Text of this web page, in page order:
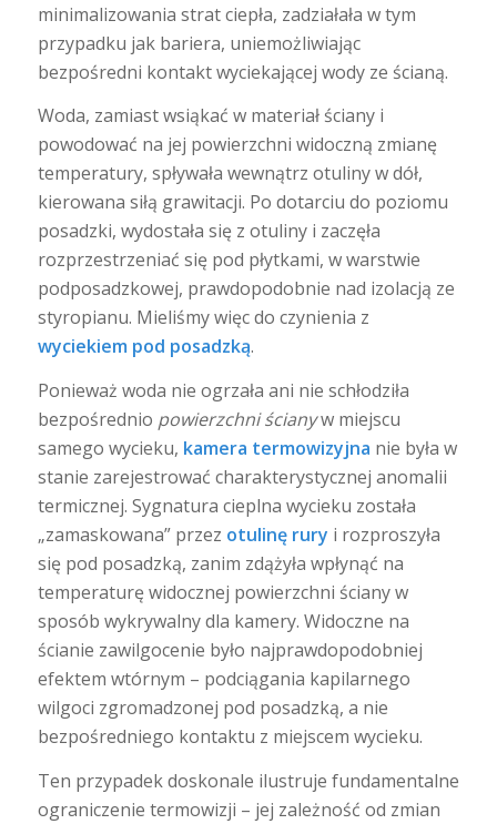
minimalizowania strat ciepła, zadziałała w tym
przypadku jak bariera, uniemożliwiając
bezpośredni kontakt wyciekającej wody ze ścianą.
Woda, zamiast wsiąkać w materiał ściany i
powodować na jej powierzchni widoczną zmianę
temperatury, spływała wewnątrz otuliny w dół,
kierowana siłą grawitacji. Po dotarciu do poziomu
posadzki, wydostała się z otuliny i zaczęła
rozprzestrzeniać się pod płytkami, w warstwie
podposadzkowej, prawdopodobnie nad izolacją ze
styropianu. Mieliśmy więc do czynienia z
wyciekiem pod posadzką.
Ponieważ woda nie ogrzała ani nie schłodziła
bezpośrednio powierzchni ścianyw miejscu
samego wycieku, kamera termowizyjna nie była w
stanie zarejestrować charakterystycznej anomalii
termicznej. Sygnatura cieplna wycieku została
„zamaskowana” przez otulinę rury i rozproszyła
się pod posadzką, zanim zdążyła wpłynąć na
temperaturę widocznej powierzchni ściany w
sposób wykrywalny dla kamery. Widoczne na
ścianie zawilgocenie było najprawdopodobniej
efektem wtórnym – podciągania kapilarnego
wilgoci zgromadzonej pod posadzką, a nie
bezpośredniego kontaktu z miejscem wycieku.
Ten przypadek doskonale ilustruje fundamentalne
ograniczenie termowizji – jej zależność od zmian